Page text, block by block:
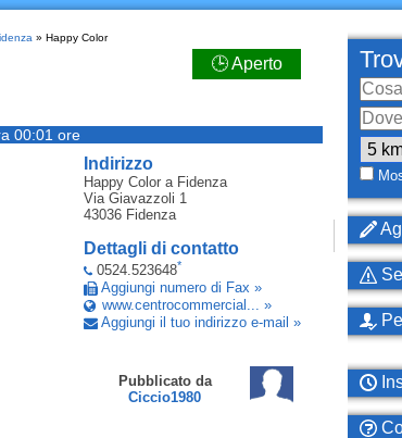
» Happy Color
🕒 Aperto
00:01 ore
Indirizzo
Happy Colora Fidenza
Via Giavazzoli 1
43036 Fidenza
Dettagli di contatto
0524.523648*
Aggiungi numero di Fax »
www.centrocommercial... »
Aggiungi il tuo indirizzo e-mail »
Pubblicato da
Ciccio1980